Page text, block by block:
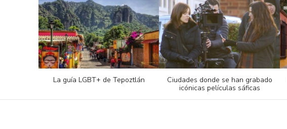
La guía LGBT+ de Tepoztlán
Ciudades donde se han grabado
icónicas películas sáficas